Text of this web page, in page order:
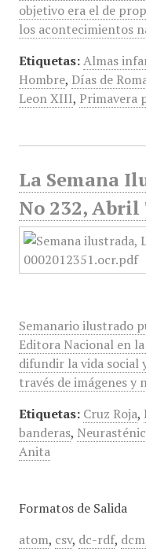
objetivo era el de
los acontecimientos
Etiquetas: Almas
Hombre, Días de
Leon XIII, Primavera
La Semana
No 232, Abril
Semanario ilustrado
Editora Nacional en
difundir la vida social
través de imágenes y
Etiquetas: Cruz Roja,
banderas,
Anita
Formatos de Salida
atom, csv, dc-rdf,